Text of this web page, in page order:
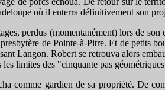
où il enterra définitivement son
perdus (momentanément) lors de
de Pointe-à-Pitre. Et de petits
Langon. Robert se retrouva alors
limites des "cinquante pas
comme gardien de sa propriété. De